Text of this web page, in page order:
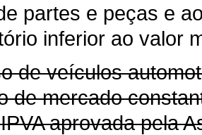
partes e peças e
inferior ao valor
de veículos
de mercado
aprovada pela